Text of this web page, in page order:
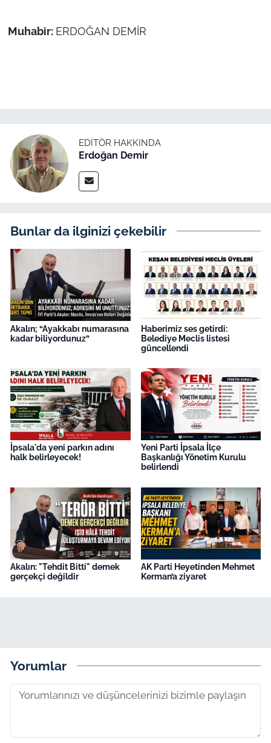
Muhabir: ERDOĞAN DEMİR
EDITÖR HAKKINDA
Erdoğan Demir
Bunlar da ilginizi çekebilir
Akalın; “Ayakkabı numarasına
kadar biliyordunuz”
Haberimiz ses getirdi:
Belediye Meclis listesi
güncellendi
İpsala'da yeni parkın adını
halk belirleyecek!
Yeni Parti İpsala İlçe
Başkanlığı Yönetim Kurulu
belirlendi
Akalın: "Tehdit Bitti" demek
gerçekçi değildir
AK Parti Heyetinden Mehmet
Kerman’a ziyaret
Yorumlar